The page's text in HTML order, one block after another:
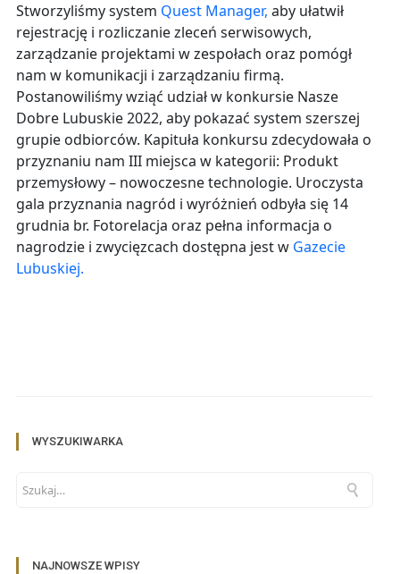
Stworzyliśmy system Quest Manager, aby ułatwił
rejestrację i rozliczanie zleceń serwisowych,
zarządzanie projektami w zespołach oraz pomógł
nam w komunikacji i zarządzaniu firmą.
Postanowiliśmy wziąć udział w konkursie Nasze
Dobre Lubuskie 2022, aby pokazać system szerszej
grupie odbiorców. Kapituła konkursu zdecydowała o
przyznaniu nam III miejsca w kategorii: Produkt
przemysłowy – nowoczesne technologie. Uroczysta
gala przyznania nagród i wyróżnień odbyła się 14
grudnia br. Fotorelacja oraz pełna informacja o
nagrodzie i zwycięzcach dostępna jest w Gazecie
Lubuskiej.
WYSZUKIWARKA
NAJNOWSZE WPISY